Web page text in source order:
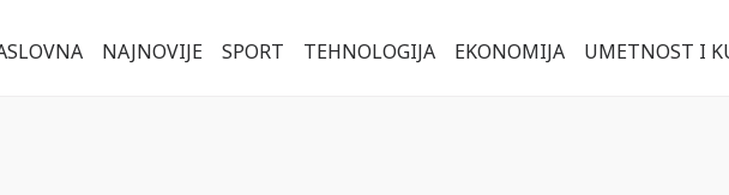
NAJNOVIJE SPORT TEHNOLOGIJA EKONOMIJA UMETNOST I